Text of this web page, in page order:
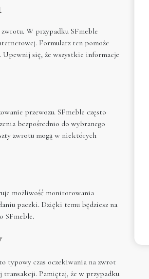
W przypadku SFmeble
Formularz ten pomoże
się, że wszystkie informacje
przewozu. SFmeble często
bezpośrednio do wybranego
zwrotu mogą w niektórych
możliwość monitorowania
paczki. Dzięki temu będziesz na
SFmeble.
typowy czas oczekiwania na zwrot
Pamiętaj, że w przypadku